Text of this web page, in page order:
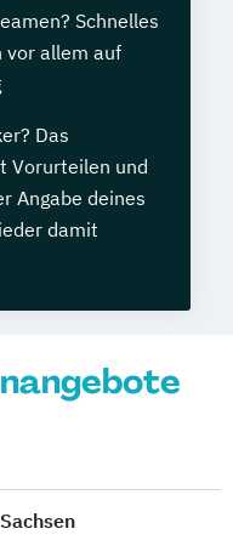
Schnelles
vor allem auf
Das
Vorurteilen und
Angabe deines
damit